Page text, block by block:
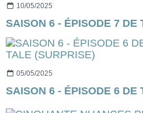
10/05/2025
05/05/2025